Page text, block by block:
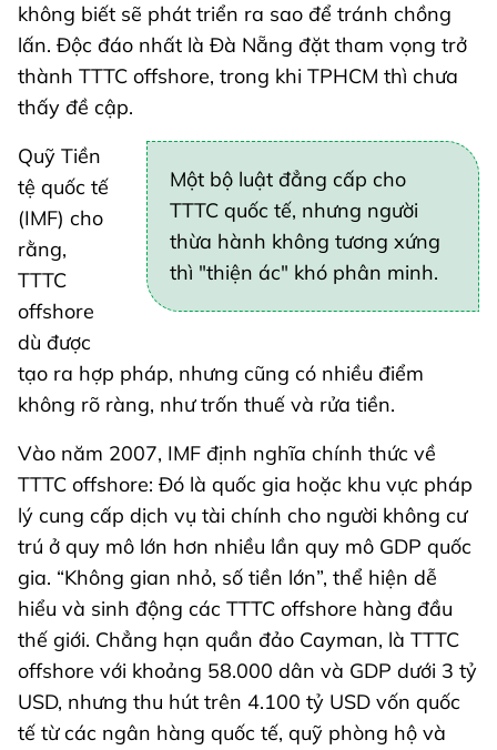
không biết sẽ phát triển ra sao để tránh chồng
lấn. Độc đáo nhất là Đà Nẵng đặt tham vọng trở
thành TTTC offshore, trong khi TPHCM thì chưa
thấy đề cập.
Một bộ luật đẳng cấp cho
TTTC quốc tế, nhưng người
thừa hành không tương xứng
thì "thiện ác" khó phân minh.
Quỹ Tiền
tệ quốc tế
(IMF) cho
rằng,
TTTC
offshore
dù được
tạo ra hợp pháp, nhưng cũng có nhiều điểm
không rõ ràng, như trốn thuế và rửa tiền.
Vào năm 2007, IMF định nghĩa chính thức về
TTTC offshore: Đó là quốc gia hoặc khu vực pháp
lý cung cấp dịch vụ tài chính cho người không cư
trú ở quy mô lớn hơn nhiều lần quy mô GDP quốc
gia. “Không gian nhỏ, số tiền lớn”, thể hiện dễ
hiểu và sinh động các TTTC offshore hàng đầu
thế giới. Chẳng hạn quần đảo Cayman, là TTTC
offshore với khoảng 58.000 dân và GDP dưới 3 tỷ
USD, nhưng thu hút trên 4.100 tỷ USD vốn quốc
tế từ các ngân hàng quốc tế, quỹ phòng hộ và